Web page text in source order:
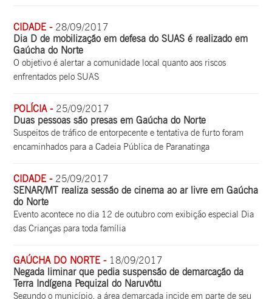
CIDADE - 28/09/2017
Dia D de mobilização em defesa do SUAS é realizado em
Gaúcha do Norte
O objetivo é alertar a comunidade local quanto aos riscos
enfrentados pelo SUAS
POLÍCIA - 25/09/2017
Duas pessoas são presas em Gaúcha do Norte
Suspeitos de tráfico de entorpecente e tentativa de furto foram
encaminhados para a Cadeia Pública de Paranatinga
CIDADE - 25/09/2017
SENAR/MT realiza sessão de cinema ao ar livre em Gaúcha
do Norte
Evento acontece no dia 12 de outubro com exibição especial Dia
das Crianças para toda família
GAÚCHA DO NORTE - 18/09/2017
Negada liminar que pedia suspensão de demarcação da
Terra Indígena Pequizal do Naruvôtu
Segundo o município, a área demarcada incide em parte de seu